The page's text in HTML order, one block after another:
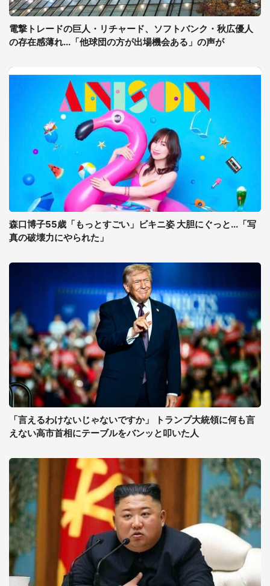
電撃トレードの巨人・リチャード、ソフトバンク・秋広優人
の存在感薄れ...「他球団の方が出場機会ある」の声が
森口博子55歳「もっとすごい」ビキニ姿 大胆にぐっと...「写
真の破壊力にやられた」
「言えるわけないじゃないですか」 トランプ大統領に何も言
えない高市首相にテーブルをバンッと叩いた人